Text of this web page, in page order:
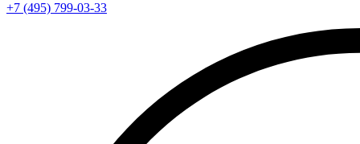
+7 (495) 799-03-33